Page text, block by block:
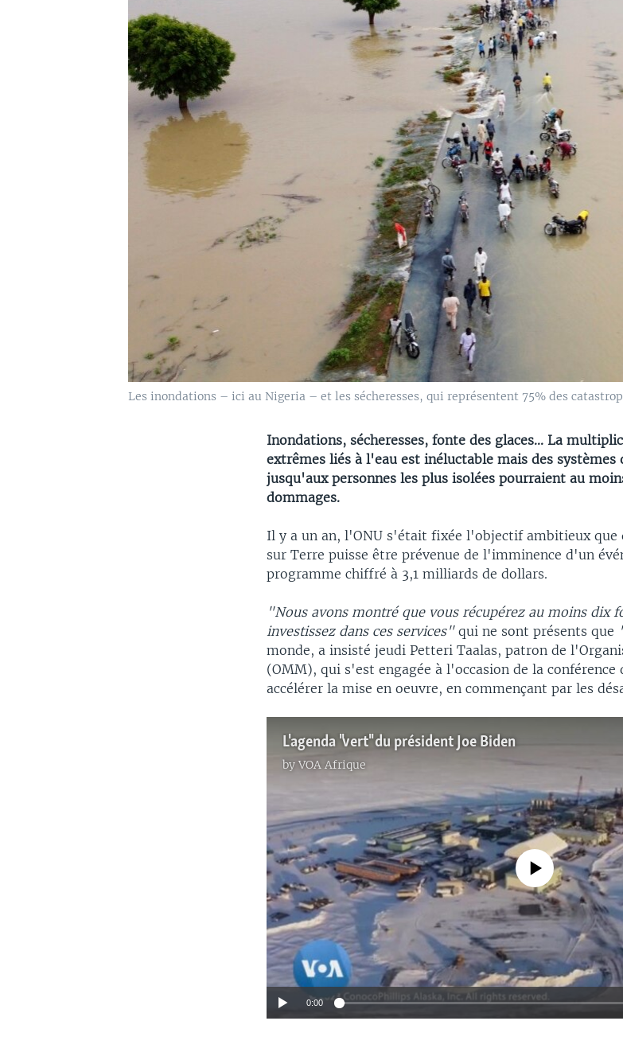
Les inondations – ici au Nigeria – et les sécheresses, qui représentent 75% des
Inondations, sécheresses, fonte des glaces... La
extrêmes liés à l'eau est inéluctable mais des
jusqu'aux personnes les plus isolées pourraient au
dommages.
Il y a un an, l'ONU s'était fixée l'objectif ambitieux que
sur Terre puisse être prévenue de l'imminence d'un
programme chiffré à 3,1 milliards de dollars.
"Nous avons montré que vous récupérez au moins dix
investissez dans ces services"qui ne sont présents que
monde, a insisté jeudi Petteri Taalas, patron de
(OMM), qui s'est engagée à l'occasion de la conférence
accélérer la mise en oeuvre, en commençant par les
L'agenda "vert" du président Joe Biden
byVOA Afrique
No media source currently
0:00